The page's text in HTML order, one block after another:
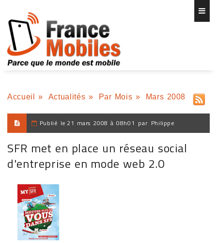
Accueil » Actualités » Par Mois » Mars 2008
Publié le 21 mars 2008 à 08h01 par Philippe
SFR met en place un réseau social
d'entreprise en mode web 2.0